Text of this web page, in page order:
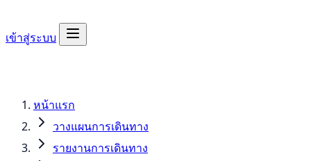
เข้าสู่ระบบ
หน้าแรก
วางแผนการเดินทาง
รายงานการเดินทาง